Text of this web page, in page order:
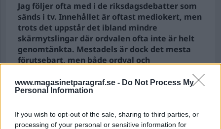
www.magasinetparagraf.se - Do Not Process My
Personal Information
If you wish to opt-out of the sale, sharing to third parties, or
processing of your personal or sensitive information for
Jag följer ofta med i de riksdagsdebatter som
sänds i tv. Innehållet är oftast mediokert, men
trots det uppstår det ibland mindre
skärmytslingar där ordvalen ofta inte är helt
genomtänkta. Mestadels är dock det mesta
förutsebart, men både ordval och
att önska.
När en fråga ställs till någon från andra blocke...